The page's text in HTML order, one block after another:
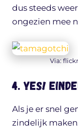
dus steeds
ongezien mee
Via:
4. YES!
Als je er snel
zindelijk